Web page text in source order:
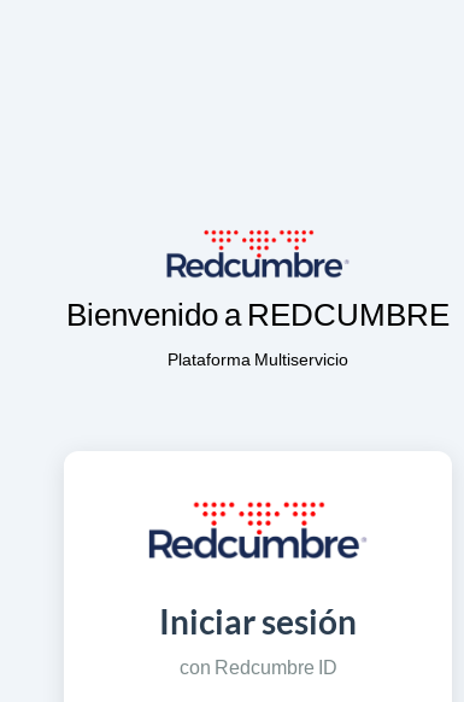
Bienvenido a REDCUMBRE
Plataforma Multiservicio
Iniciar sesión
con Redcumbre ID